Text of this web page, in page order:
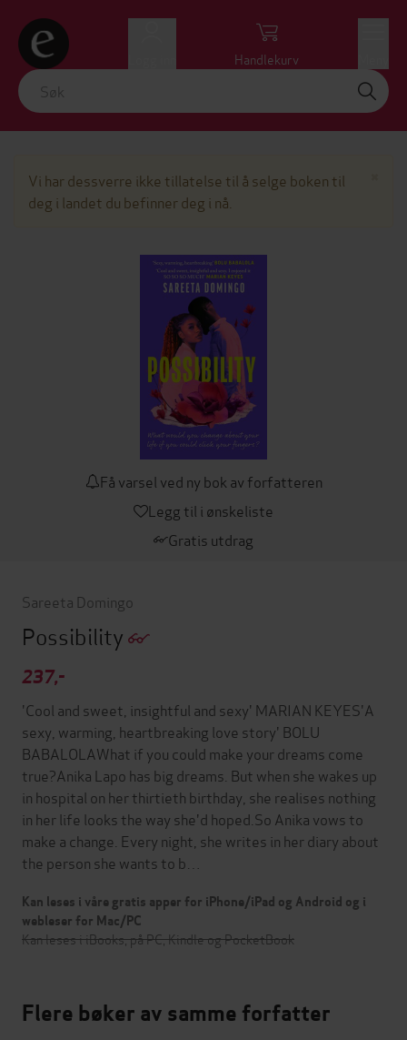
Handlekurv
Vi har dessverre ikke tillatelse til å selge boken til
deg i landet du befinner deg i nå.
Få varsel ved ny bok av forfatteren
Legg til i ønskeliste
Gratis utdrag
Sareeta Domingo
Possibility
237,-
'Cool and sweet, insightful and sexy' MARIAN KEYES'A
sexy, warming, heartbreaking love story' BOLU
BABALOLAWhat if you could make your dreams come
true?Anika Lapo has big dreams. But when she wakes up
in hospital on her thirtieth birthday, she realises nothing
in her life looks the way she'd hoped.So Anika vows to
make a change. Every night, she writes in her diary about
the person she wants to b…
Kan leses i våre gratis apper for iPhone/iPad og Android og i
webleser for Mac/PC
Kan leses i iBooks, på PC, Kindle og PocketBook
Flere bøker av samme forfatter